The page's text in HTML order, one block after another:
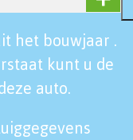
het bouwjaar .
kunt u de
auto.